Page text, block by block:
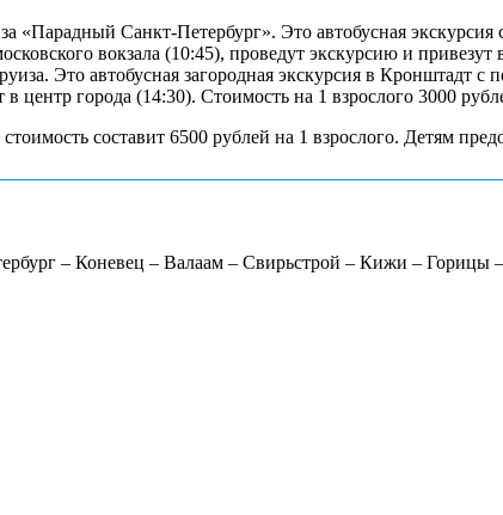
«Парадный Санкт-Петербург». Это автобусная
вокзала (10:45), проведут экскурсию и
Это автобусная загородная экскурсия в Кронштадт
в центр города (14:30). Стоимость на 1 взрослого 3000
составит 6500 рублей на 1 взрослого. Детям
– Коневец – Валаам – Свирьстрой – Кижи – Горицы